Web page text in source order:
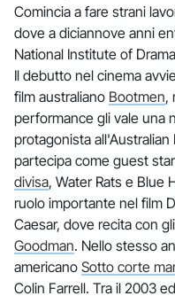
Comincia a fare strani
dove a diciannove anni
National Institute of
Il debutto nel cinema
film australiano Bootmen,
performance gli vale una
protagonista
partecipa come guest
divisa, Water Rats e Blue
ruolo importante nel film
Caesar, dove recita con
Goodman. Nello stesso
americano Sotto corte
Colin Farrell. Tra il 2003